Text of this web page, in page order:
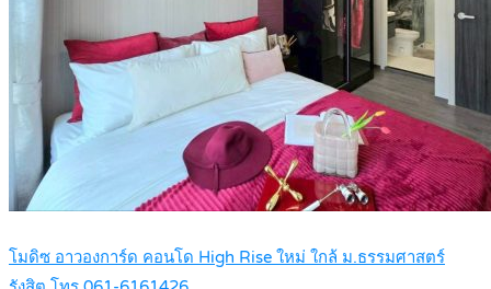
โมดิซ อาวองการ์ด คอนโด High Rise ใหม่ ใกล้ ม.ธรรมศาสตร์